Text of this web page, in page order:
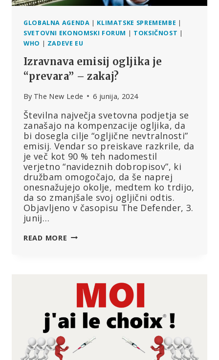
GLOBALNA AGENDA | KLIMATSKE SPREMEMBE |
SVETOVNI EKONOMSKI FORUM | TOKSIČNOST |
WHO | ZADEVE EU
Izravnava emisij ogljika je
“prevara” – zakaj?
By The New Lede 6 junija, 2024
Številna največja svetovna podjetja se
zanašajo na kompenzacije ogljika, da
bi dosegla cilje “ogljične nevtralnosti”
emisij. Vendar so preiskave razkrile, da
je več kot 90 % teh nadomestil
verjetno “navideznih dobropisov”, ki
družbam omogočajo, da še naprej
onesnažujejo okolje, medtem ko trdijo,
da so zmanjšale svoj ogljični odtis.
Objavljeno v časopisu The Defender, 3.
junij…
READ MORE IZRAVNAVA
ZAKAJ?